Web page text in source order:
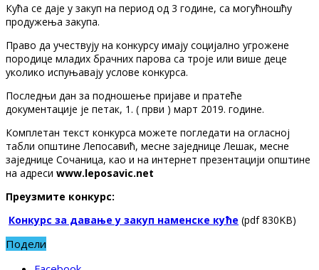
Кућа се даје у закуп на период од 3 године, са могућношћу
продужења закупа.
Право да учествују на конкурсу имају социјално угрожене
породице младих брачних парова са троје или више деце
уколико испуњавају услове конкурса.
Последњи дан за подношење пријаве и пратеће
документације је петак, 1. ( први ) март 2019. године.
Комплетан текст конкурса можете погледати на огласној
табли општине Лепосавић, месне заједнице Лешак, месне
заједнице Сочаница, као и на интернет презентацији општине
на адреси www.leposavic.net
Преузмите конкурс:
Конкурс за давање у закуп наменске куће (pdf 830KB)
Подели